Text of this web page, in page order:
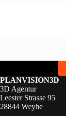
PLANVISION3D
3D Agentur
Leester Strasse 95
28844 Weyhe